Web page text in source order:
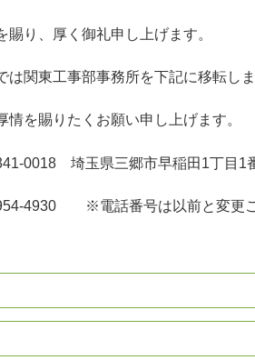
賜り、厚く御礼申し上げます。
は関東工事部事務所を下記に移転し
情を賜りたくお願い申し上げます。
0018 埼玉県三郷市早稲田1丁目1
4930 ※電話番号は以前と変更